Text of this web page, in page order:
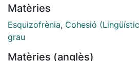
sobreproducció de nominals
tret distintiu de la parla
contribueix a la sobreproducció
Matèries
Esquizofrènia, Cohesió
grau
Matèries (anglès)